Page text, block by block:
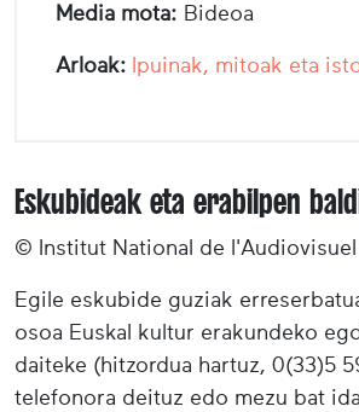
Media mota: Bideoa
Arloak: Ipuinak, mitoak eta
Eskubideak eta erabilpen
© Institut National de l'Audiovisuel
Egile eskubide guziak
osoa Euskal kultur erakundeko
daiteke (hitzordua hartuz, 0(33)5
telefonora deituz edo mezu bat